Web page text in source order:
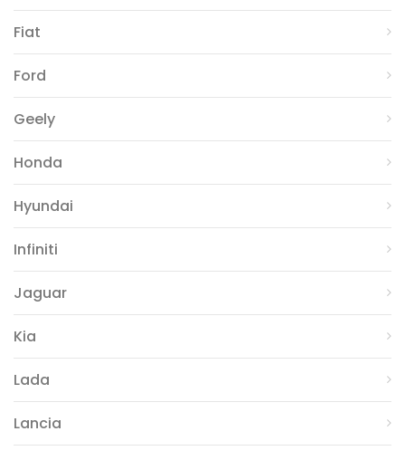
Fiat
Ford
Geely
Honda
Hyundai
Infiniti
Jaguar
Kia
Lada
Lancia